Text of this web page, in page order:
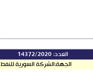
العدد:
الجهة:الشركة السورية للنفط